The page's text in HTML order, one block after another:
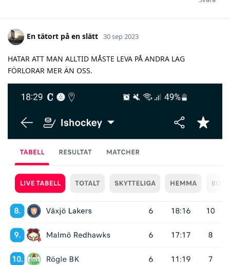
En tätort på en slätt 30 sep 2023
HATAR ATT MAN ALLTID MÅSTE LEVA PÅ ANDRA LAG
FÖRLORAR MER ÄN OSS.